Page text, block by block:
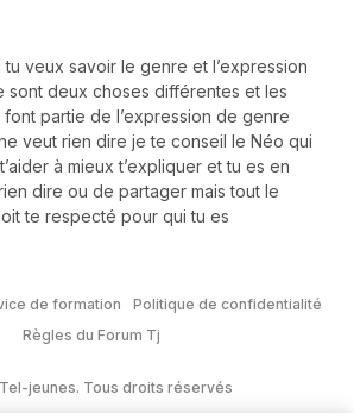
tu veux savoir le genre et l’expression
sont deux choses différentes et les
font partie de l’expression de genre
veut rien dire je te conseil le Néo qui
à mieux t’expliquer et tu es en
dire ou de partager mais tout le
te respecté pour qui tu es
de formation
Politique de confidentialité
Règles du Forum Tj
jeunes. Tous droits réservés